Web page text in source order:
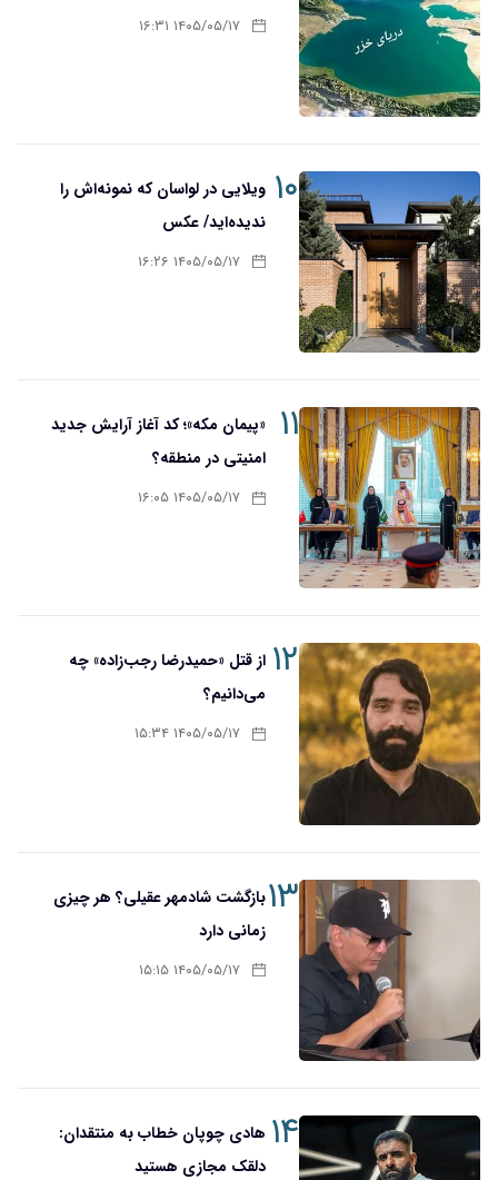
۱۴۰۵/۰۵/۱۷ ۱۶:۳۱
۱۰ ویلایی در لواسان که نمونه‌اش را
ندیده‌اید/ عکس
۱۴۰۵/۰۵/۱۷ ۱۶:۲۶
۱۱
«پیمان مکه»؛ کد آغاز آرایش جدید
امنیتی در منطقه؟
۱۴۰۵/۰۵/۱۷ ۱۶:۰۵
۱۲ از قتل «حمیدرضا رجب‌زاده» چه
می‌دانیم؟
۱۴۰۵/۰۵/۱۷ ۱۵:۳۴
۱۳بازگشت شادمهر عقیلی؟ هر چیزی
زمانی دارد
۱۴۰۵/۰۵/۱۷ ۱۵:۱۵
۱۴ هادی چوپان خطاب به منتقدان:
دلقک مجازی هستید